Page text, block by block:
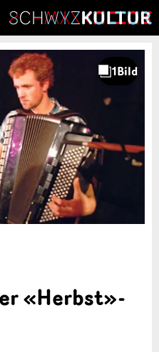
«Herbst»-